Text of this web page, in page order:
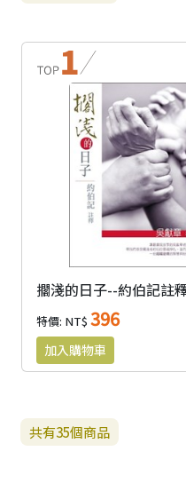
擱淺的日子--約伯記註
特價: NT$396
共有35個商品